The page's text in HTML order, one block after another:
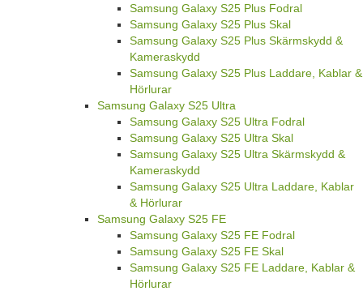
Samsung Galaxy S25 Plus Fodral
Samsung Galaxy S25 Plus Skal
Samsung Galaxy S25 Plus Skärmskydd &
Kameraskydd
Samsung Galaxy S25 Plus Laddare, Kablar &
Hörlurar
Samsung Galaxy S25 Ultra
Samsung Galaxy S25 Ultra Fodral
Samsung Galaxy S25 Ultra Skal
Samsung Galaxy S25 Ultra Skärmskydd &
Kameraskydd
Samsung Galaxy S25 Ultra Laddare, Kablar
& Hörlurar
Samsung Galaxy S25 FE
Samsung Galaxy S25 FE Fodral
Samsung Galaxy S25 FE Skal
Samsung Galaxy S25 FE Laddare, Kablar &
Hörlurar